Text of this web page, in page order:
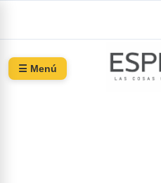
☰ Menú